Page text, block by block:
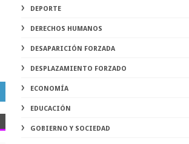
DEPORTE
DERECHOS HUMANOS
DESAPARICIÓN FORZADA
DESPLAZAMIENTO FORZADO
ECONOMÍA
EDUCACIÓN
GOBIERNO Y SOCIEDAD